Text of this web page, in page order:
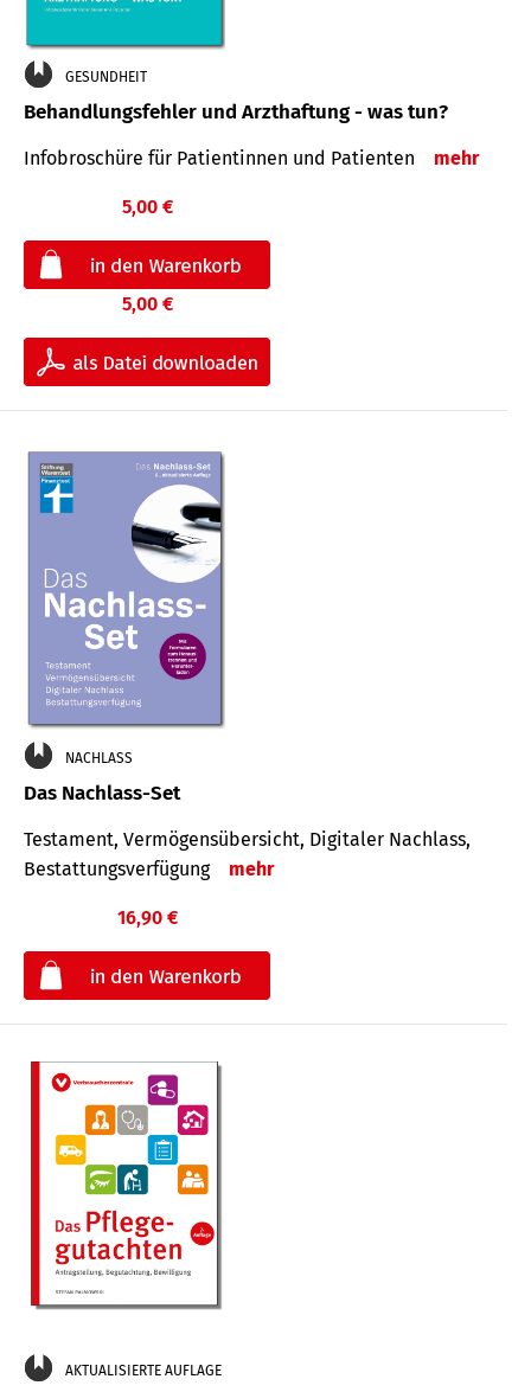
GESUNDHEIT
Behandlungsfehler und Arzthaftung - was tun?
Infobroschüre für Patientinnen und Patienten mehr
5,00 €
5,00 €
NACHLASS
Das Nachlass-Set
Testament, Vermögens­übersicht, Digitaler Nach­lass,
Bestat­tungs­ver­fügung
mehr
16,90 €
AKTUALISIERTE AUFLAGE